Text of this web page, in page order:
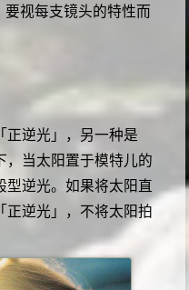
要视每支镜头的特性而
正逆光」，另一种是
，当太阳置于模特儿的
型逆光。如果将太阳直
正逆光」，不将太阳拍